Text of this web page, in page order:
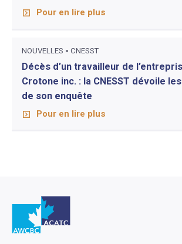
Pour en lire plus
NOUVELLES CNESST
Décès d’un travailleur de
Crotone inc. : la CNESST dévoile
de son enquête
Pour en lire plus
Retour à l'Accueil